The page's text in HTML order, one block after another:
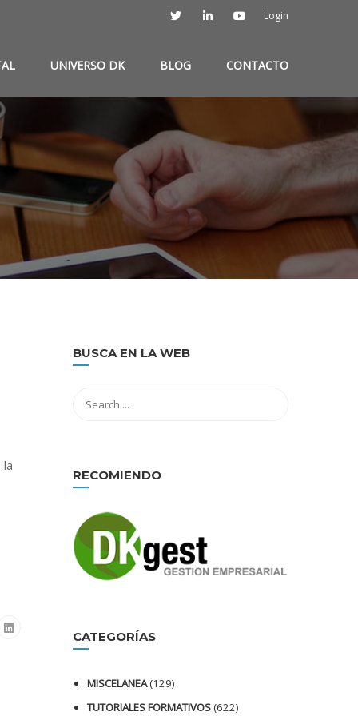
Login
UNIVERSO DK BLOG CONTACTO
BUSCA EN LA WEB
RECOMIENDO
CATEGORÍAS
MISCELANEA(129)
TUTORIALES FORMATIVOS(622)